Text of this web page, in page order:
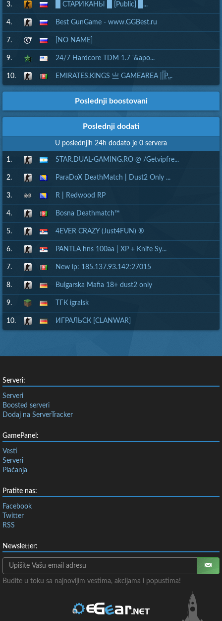
3. █ СТАРИКАНЫ █ [Public] █...
4. Best GunGame - www.GGBest.ru
7. [NO NAME]
9. 24/7 Hardcore TDM 1.7 '&apo...
10. EMIRATES.KiNGS 亗 GAMEAREA ||͇̿P͇...
Poslednji boostovani
Poslednji dodati
U poslednjih 24h dodato je 0 servera
1. STAR.DUAL-GAMING.RO @ /Getvipfre...
2. ParaDoX DeathMatch | Dust2 Only ...
3. R | Redwood RP
4. Bosna Deathmatch™
5. 4EVER CRAZY (Just4FUN) ®
6. PANTLA hns 100aa | XP + Knife Sy...
7. New ip: 185.137.93.142:27015
8. Bulgarska Mafia 18+ dust2 only
9. ТГК igralsk
10. ИГРАЛЬСК [CLANWAR]
Serveri:
Serveri
Boosted serveri
Dodaj na ServerTracker
GamePanel:
Vesti
Serveri
Plaćanja
Pratite nas:
Facebook
Twitter
RSS
Newsletter:
Budite u toku sa najnovijim vestima, akcijama i popustima!